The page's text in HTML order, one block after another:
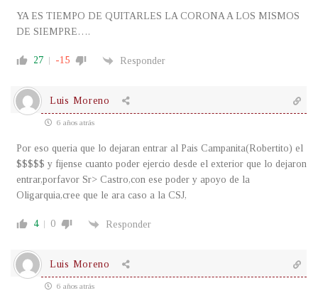
YA ES TIEMPO DE QUITARLES LA CORONA A LOS MISMOS
DE SIEMPRE….
27 -15 Responder
Luis Moreno
6 años atrás
Por eso queria que lo dejaran entrar al Pais Campanita(Robertito) el
$$$$$ y fijense cuanto poder ejercio desde el exterior que lo dejaron
entrar,porfavor Sr> Castro,con ese poder y apoyo de la
Oligarquia,cree que le ara caso a la CSJ,
4 0 Responder
Luis Moreno
6 años atrás